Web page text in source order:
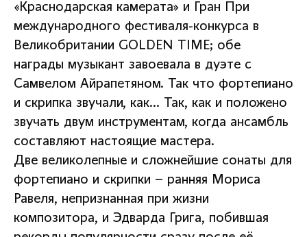
«Краснодарская камерата» и Гран При
международного фестиваля-конкурса в
Великобритании GOLDEN TIME; обе
награды музыкант завоевала в дуэте с
Самвелом Айрапетяном. Так что фортепиано
и скрипка звучали, как… Так, как и положено
звучать двум инструментам, когда ансамбль
составляют настоящие мастера.
Две великолепные и сложнейшие сонаты для
фортепиано и скрипки – ранняя Мориса
Равеля, непризнанная при жизни
композитора, и Эдварда Грига, побившая